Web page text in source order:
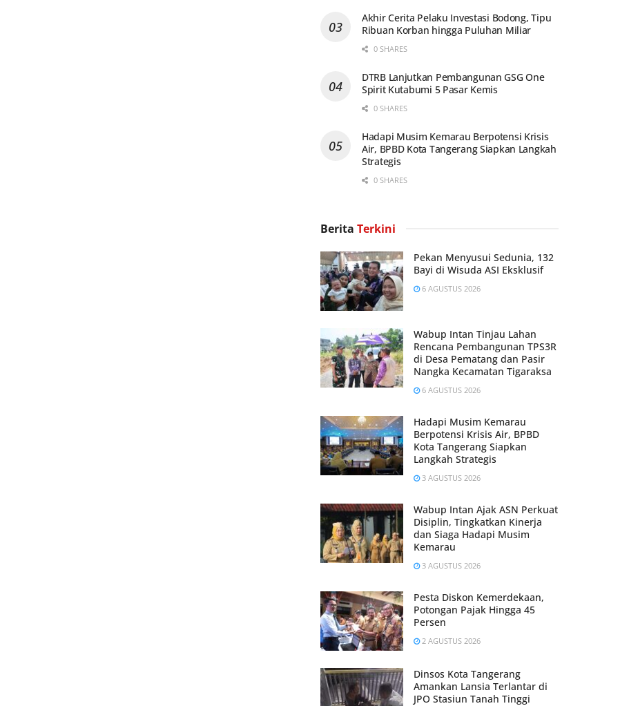
Akhir Cerita Pelaku Investasi Bodong, Tipu
Ribuan Korban hingga Puluhan Miliar
0 SHARES
DTRB Lanjutkan Pembangunan GSG One
Spirit Kutabumi 5 Pasar Kemis
0 SHARES
Hadapi Musim Kemarau Berpotensi Krisis
Air, BPBD Kota Tangerang Siapkan Langkah
Strategis
0 SHARES
Berita Terkini
Pekan Menyusui Sedunia, 132
Bayi di Wisuda ASI Eksklusif
6 AGUSTUS 2026
Wabup Intan Tinjau Lahan
Rencana Pembangunan TPS3R
di Desa Pematang dan Pasir
Nangka Kecamatan Tigaraksa
6 AGUSTUS 2026
Hadapi Musim Kemarau
Berpotensi Krisis Air, BPBD
Kota Tangerang Siapkan
Langkah Strategis
3 AGUSTUS 2026
Wabup Intan Ajak ASN Perkuat
Disiplin, Tingkatkan Kinerja
dan Siaga Hadapi Musim
Kemarau
3 AGUSTUS 2026
Pesta Diskon Kemerdekaan,
Potongan Pajak Hingga 45
Persen
2 AGUSTUS 2026
Dinsos Kota Tangerang
Amankan Lansia Terlantar di
JPO Stasiun Tanah Tinggi